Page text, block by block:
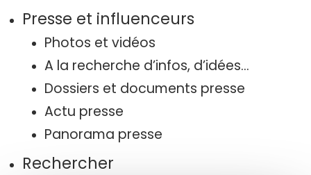
Presse et influenceurs
Photos et vidéos
A la recherche d’infos, d’idées…
Dossiers et documents presse
Actu presse
Panorama presse
Rechercher